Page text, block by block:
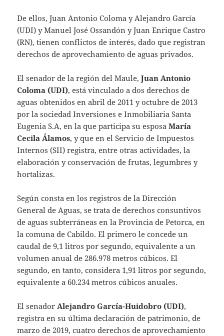
De ellos, Juan Antonio Coloma y Alejandro García
(UDI) y Manuel José Ossandón y Juan Enrique Castro
(RN), tienen conflictos de interés, dado que registran
derechos de aprovechamiento de aguas privados.
El senador de la región del Maule,Juan Antonio
Coloma (UDI), está vinculado a dos derechos de
aguas obtenidos en abril de 2011 y octubre de 2013
por la sociedad Inversiones e Inmobiliaria Santa
Eugenia S.A, en la que participa su esposaMaría
Cecila Álamos, y que en el Servicio de Impuestos
Internos (SII) registra, entre otras actividades, la
elaboración y conservación de frutas, legumbres y
hortalizas.
Según consta en los registros de la Dirección
General de Aguas, se trata de derechos consuntivos
de aguas subterráneas en la Provincia de Petorca, en
la comuna de Cabildo. El primero le concede un
caudal de 9,1 litros por segundo, equivalente a un
volumen anual de 286.978 metros cúbicos. El
segundo, en tanto, considera 1,91 litros por segundo,
equivalente a 60.234 metros cúbicos anuales.
El senadorAlejandro García-Huidobro (UDI),
registra en su última declaración de patrimonio, de
marzo de 2019, cuatro derechos de aprovechamiento